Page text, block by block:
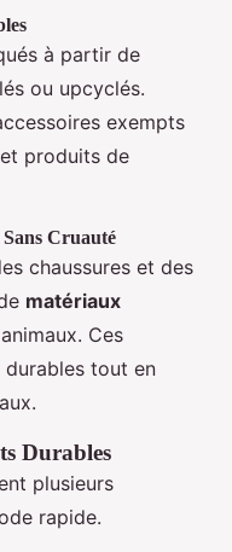
à partir de
ou upcyclés.
exempts
produits de
Cruauté
chaussures et des
matériaux
Ces
tout en
Durables
plusieurs
rapide.